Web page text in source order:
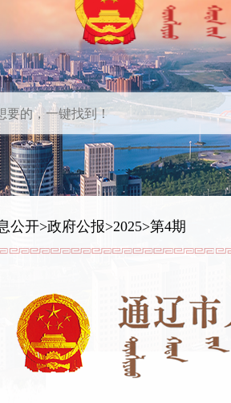
公开>政府公报>2025>第4期